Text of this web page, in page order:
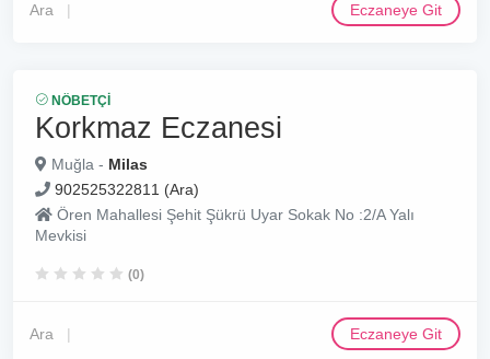
Ara Eczaneye Git
NÖBETÇI
Korkmaz Eczanesi
Muğla - Milas
902525322811 (Ara)
Ören Mahallesi Şehit Şükrü Uyar Sokak No :2/A Yalı
Mevkisi
(0)
Ara Eczaneye Git